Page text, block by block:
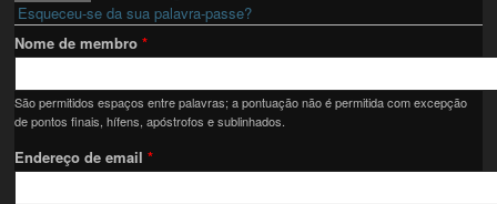
Esqueceu-se da sua palavra-passe?
Nome de membro*
São permitidos espaços entre palavras; a pontuação não é permitida com excepção
de pontos finais, hífens, apóstrofos e sublinhados.
Endereço de email*